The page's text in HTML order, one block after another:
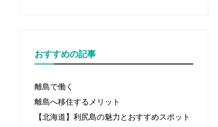
おすすめの記事
離島で働く
離島へ移住するメリット
【北海道】利尻島の魅力とおすすめスポット